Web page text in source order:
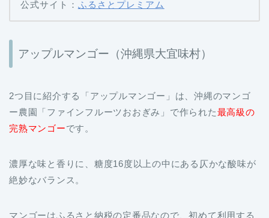
ー農園「ファインフルーツおおぎみ」で作られた最高級の
完熟マンゴー です。
絶妙なバランス。
方にもおすすめですね！